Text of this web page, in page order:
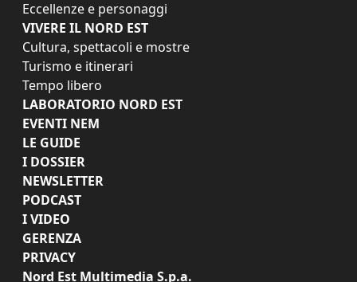
Eccellenze e personaggi
VIVERE IL NORD EST
Cultura, spettacoli e mostre
Turismo e itinerari
Tempo libero
LABORATORIO NORD EST
EVENTI NEM
LE GUIDE
I DOSSIER
NEWSLETTER
PODCAST
I VIDEO
GERENZA
PRIVACY
Nord Est Multimedia S.p.a.